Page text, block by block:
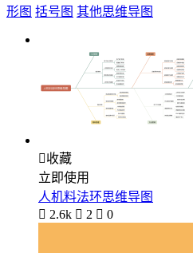
形图 括号图 其他思维导图
收藏
立即使用
人机料法环思维导图
 2.6k  2  0